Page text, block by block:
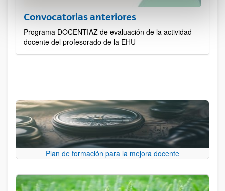
Convocatorias anteriores
Programa DOCENTIAZ de evaluación de la actividad
docente del profesorado de la EHU
Plan de formación para la mejora docente